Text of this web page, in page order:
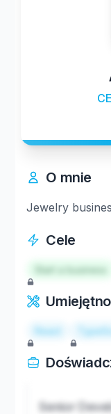
O mnie
Jewelry
Cele
Start a business
React
Senior